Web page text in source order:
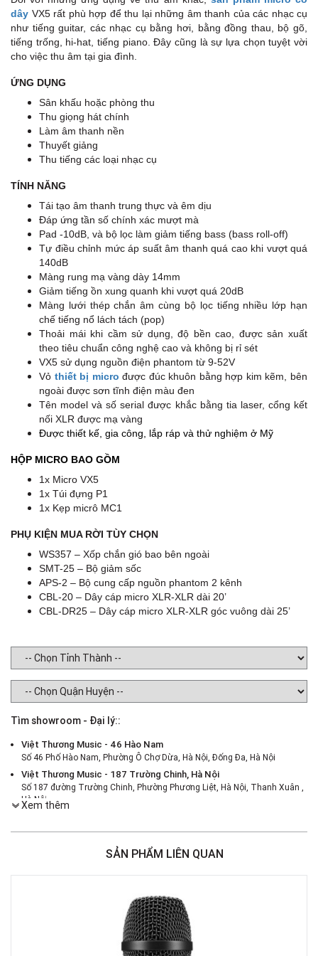
dây VX5 rất phù hợp để thu lại những âm thanh của các nhạc cụ
như tiếng guitar, các nhạc cụ bằng hơi, bằng đồng thau, bộ gõ,
tiếng trống, hi-hat, tiếng piano. Đây cũng là sự lựa chọn tuyệt vời
cho việc thu âm tại gia đình.
ỨNG DỤNG
Sân khấu hoặc phòng thu
Thu giọng hát chính
Làm âm thanh nền
Thuyết giảng
Thu tiếng các loại nhạc cụ
TÍNH NĂNG
Tái tạo âm thanh trung thực và êm dịu
Đáp ứng tần số chính xác mượt mà
Pad -10dB, và bộ lọc làm giảm tiếng bass (bass roll-off)
Tự điều chỉnh mức áp suất âm thanh quá cao khi vượt quá
140dB
Màng rung mạ vàng dày 14mm
Giảm tiếng ồn xung quanh khi vượt quá 20dB
Màng lưới thép chắn âm cùng bộ lọc tiếng nhiều lớp hạn
chế tiếng nổ lách tách (pop)
Thoải mái khi cầm sử dụng, độ bền cao, được sản xuất
theo tiêu chuẩn công nghệ cao và không bị rỉ sét
VX5 sử dụng nguồn điện phantom từ 9-52V
Vỏ thiết bị micro được đúc khuôn bằng hợp kim kẽm, bên
ngoài được sơn tĩnh điện màu đen
Tên model và số serial được khắc bằng tia laser, cổng kết
nối XLR được mạ vàng
Được thiết kế, gia công, lắp ráp và thử nghiệm ở Mỹ
HỘP MICRO BAO GỒM
1x Micro VX5
1x Túi đựng P1
1x Kẹp micrô MC1
PHỤ KIỆN MUA RỜI TÙY CHỌN
WS357 – Xốp chắn gió bao bên ngoài
SMT-25 – Bộ giảm sốc
APS-2 – Bộ cung cấp nguồn phantom 2 kênh
CBL-20 – Dây cáp micro XLR-XLR dài 20’
CBL-DR25 – Dây cáp micro XLR-XLR góc vuông dài 25’
Tìm showroom - Đại lý::
Việt Thương Music - 46 Hào Nam
Số 46 Phố Hào Nam, Phường Ô Chợ Dừa, Hà Nội, Đống Đa, Hà Nội
Việt Thương Music - 187 Trường Chinh, Hà Nội
Số 187 đường Trường Chinh, Phường Phương Liệt, Hà Nội, Thanh Xuân ,
Hà Nội
386 Cách Mạng Tháng Tám, Phường Nhiêu Lộc, TPHCM, Quận 3, Hồ Chí
Việt Thương Music - 369 Điện Biên Phủ
180B Võ Thị Sáu, Phường Xuân Hòa, TPHCM, Quận 3, Hồ Chí Minh
Việt Thương Music - Crescent Mall
6F-01 Tầng 6 Trung Tâm Thương Mại Crescent Mall, 101 Tôn Dật Tiên,
Phường Tân Mỹ, TPHCM, Quận 7, Hồ Chí Minh
Xem thêm
SẢN PHẨM LIÊN QUAN